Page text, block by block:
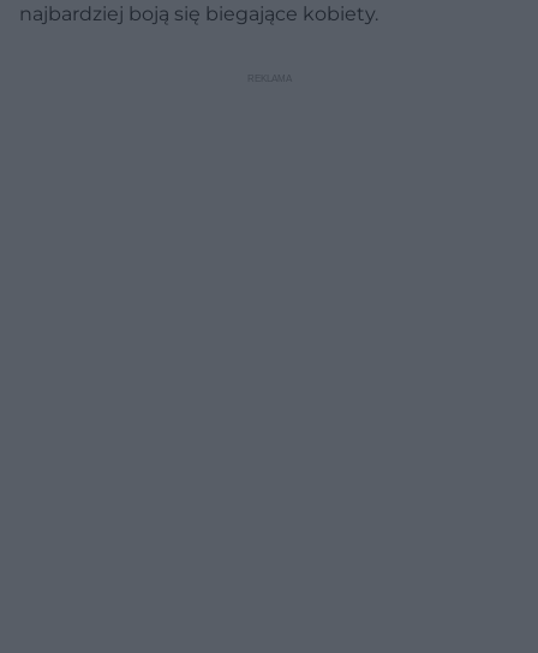
najbardziej boją się biegające kobiety.